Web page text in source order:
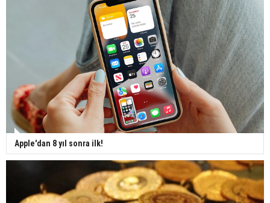
Apple'dan 8 yıl sonra ilk!